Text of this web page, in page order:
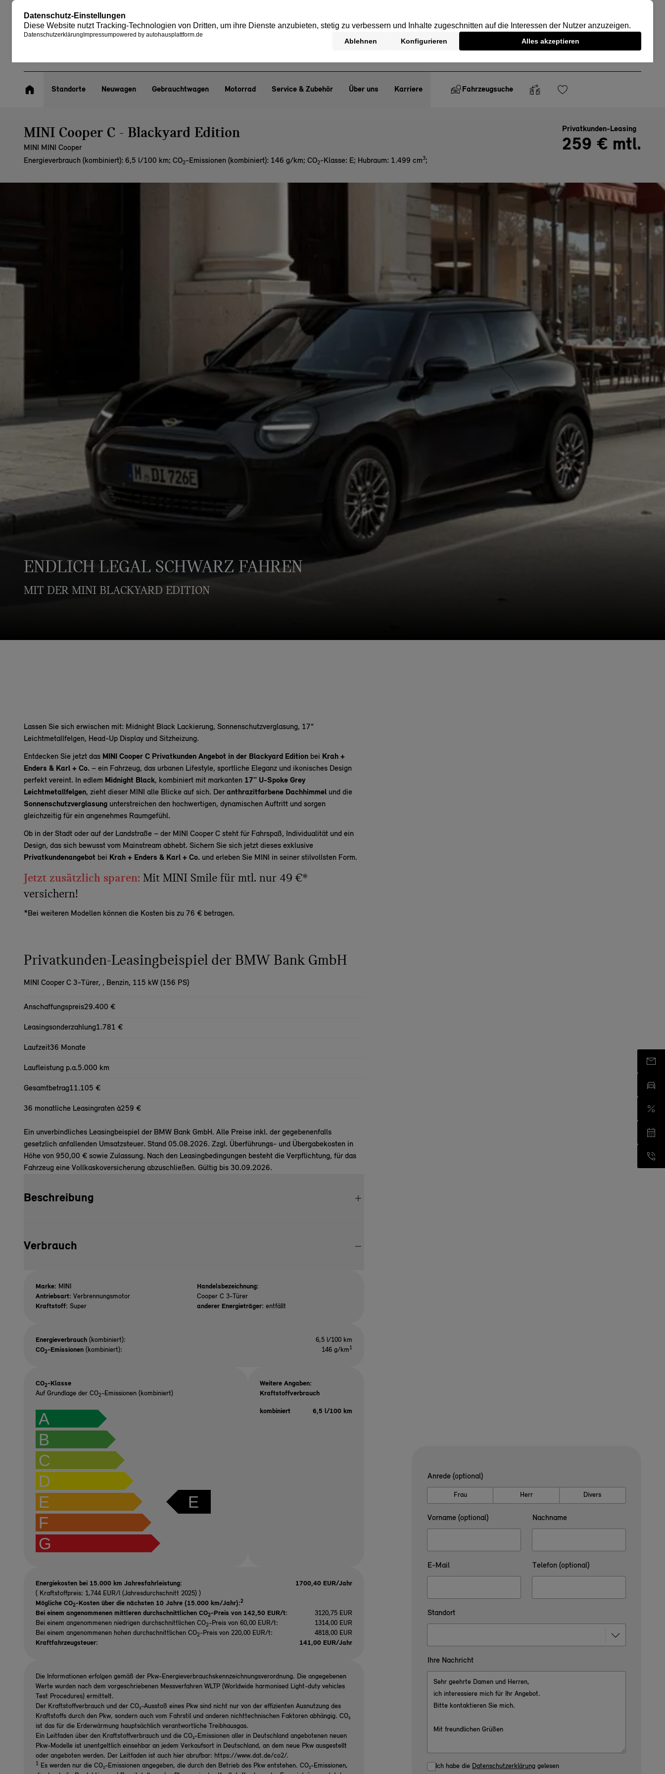
Standorte Neuwagen Gebrauchtwagen Motorrad Service & Zubehör Über uns Karriere Fahrzeugsuche
MINI Cooper C - Blackyard Edition
MINI MINI Cooper
Energieverbrauch (kombiniert): 6,5 l/100 km; CO2-Emissionen (kombiniert): 146 g/km; CO2-Klasse: E; Hubraum: 1.499 cm3;
Privatkunden-Leasing
259 € mtl.
ENDLICH LEGAL SCHWARZ FAHREN
MIT DER MINI BLACKYARD EDITION
Lassen Sie sich erwischen mit: Midnight Black Lackierung, Sonnenschutzverglasung, 17"
Leichtmetallfelgen, Head-Up Display und Sitzheizung.
Entdecken Sie jetzt das MINI Cooper C Privatkunden Angebot in der Blackyard Edition bei Krah +
Enders & Karl + Co. – ein Fahrzeug, das urbanen Lifestyle, sportliche Eleganz und ikonisches Design
perfekt vereint. In edlem Midnight Black, kombiniert mit markanten 17" U-Spoke Grey
Leichtmetallfelgen, zieht dieser MINI alle Blicke auf sich. Der anthrazitfarbene Dachhimmel und die
Sonnenschutzverglasung unterstreichen den hochwertigen, dynamischen Auftritt und sorgen
gleichzeitig für ein angenehmes Raumgefühl.
Ob in der Stadt oder auf der Landstraße – der MINI Cooper C steht für Fahrspaß, Individualität und ein
Design, das sich bewusst vom Mainstream abhebt. Sichern Sie sich jetzt dieses exklusive
Privatkundenangebot bei Krah + Enders & Karl + Co. und erleben Sie MINI in seiner stilvollsten Form.
Jetzt zusätzlich sparen: Mit MINI Smile für mtl. nur 49 €*
versichern!
*Bei weiteren Modellen können die Kosten bis zu 76 € betragen.
Privatkunden-Leasingbeispiel der BMW Bank GmbH
MINI Cooper C 3-Türer, , Benzin, 115 kW (156 PS)
Anschaffungspreis29.400 €
Leasingsonderzahlung1.781 €
Laufzeit36 Monate
Laufleistung p.a.5.000 km
Gesamtbetrag11.105 €
36 monatliche Leasingraten à259 €
Ein unverbindliches Leasingbeispiel der BMW Bank GmbH. Alle Preise inkl. der gegebenenfalls
gesetzlich anfallenden Umsatzsteuer. Stand 05.08.2026. Zzgl. Überführungs- und Übergabekosten in
Höhe von 950,00 € sowie Zulassung. Nach den Leasingbedingungen besteht die Verpflichtung, für das
Fahrzeug eine Vollkaskoversicherung abzuschließen. Gültig bis 30.09.2026.
Beschreibung
Verbrauch
Marke: MINI
Antriebsart: Verbrennungsmotor
Kraftstoff: Super
Handelsbezeichnung:
Cooper C 3-Türer
anderer Energieträger: entfällt
Energieverbrauch (kombiniert):
6,5 l/100 km
CO2-Emissionen (kombiniert): 146 g/km1
CO2-Klasse
Auf Grundlage der CO2-Emissionen (kombiniert)
A
B
C
D
E
F
G
E
Weitere Angaben:
Kraftstoffverbrauch
kombiniert 6,5 l/100 km
Energiekosten bei 15.000 km Jahresfahrleistung:
1700,40 EUR/Jahr
( Kraftstoffpreis: 1,744 EUR/l (Jahresdurchschnitt 2025) )
Mögliche CO2-Kosten über die nächsten 10 Jahre (15.000 km/Jahr):2
Bei einem angenommenen mittleren durchschnittlichen CO2-Preis von 142,50 EUR/t:
3120,75 EUR
Bei einem angenommenen niedrigen durchschnittlichen CO2-Preis von 60,00 EUR/t:
1314,00 EUR
Bei einem angenommenen hohen durchschnittlichen CO2-Preis von 220,00 EUR/t:
4818,00 EUR
Kraftfahrzeugsteuer:
141,00 EUR/Jahr
Die Informationen erfolgen gemäß der Pkw-Energieverbrauchskennzeichnungsverordnung. Die angegebenen
Werte wurden nach dem vorgeschriebenen Messverfahren WLTP (Worldwide harmonised Light-duty vehicles
Test Procedures) ermittelt.
Der Kraftstoffverbrauch und der CO₂-Ausstoß eines Pkw sind nicht nur von der effizienten Ausnutzung des
Kraftstoffs durch den Pkw, sondern auch vom Fahrstil und anderen nichttechnischen Faktoren abhängig. CO₂
ist das für die Erderwärmung hauptsächlich verantwortliche Treibhausgas.
Ein Leitfaden über den Kraftstoffverbrauch und die CO₂-Emissionen aller in Deutschland angebotenen neuen
Pkw-Modelle ist unentgeltlich einsehbar an jedem Verkaufsort in Deutschland, an dem neue Pkw ausgestellt
oder angeboten werden. Der Leitfaden ist auch hier abrufbar: https://www.dat.de/co2/.
1 Es werden nur die CO₂-Emissionen angegeben, die durch den Betrieb des Pkw entstehen. CO₂-Emissionen,
Anrede (optional)
Frau Herr Divers
Vorname (optional) Nachname
E-Mail Telefon (optional)
Standort
Ihre Nachricht
Ich habe die Datenschutzerklärung gelesen